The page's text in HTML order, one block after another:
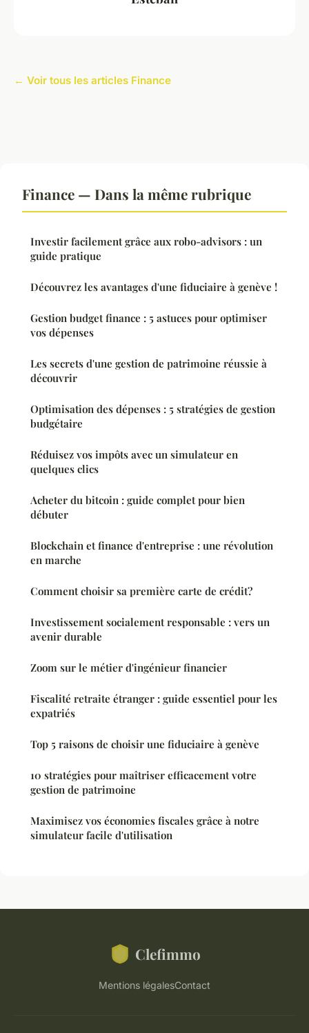
← Voir tous les articles Finance
Finance — Dans la même rubrique
Investir facilement grâce aux robo-advisors : un
guide pratique
Découvrez les avantages d'une fiduciaire à genève !
Gestion budget finance : 5 astuces pour optimiser
vos dépenses
Les secrets d'une gestion de patrimoine réussie à
découvrir
Optimisation des dépenses : 5 stratégies de gestion
budgétaire
Réduisez vos impôts avec un simulateur en
quelques clics
Acheter du bitcoin : guide complet pour bien
débuter
Blockchain et finance d'entreprise : une révolution
en marche
Comment choisir sa première carte de crédit?
Investissement socialement responsable : vers un
avenir durable
Zoom sur le métier d'ingénieur financier
Fiscalité retraite étranger : guide essentiel pour les
expatriés
Top 5 raisons de choisir une fiduciaire à genève
10 stratégies pour maîtriser efficacement votre
gestion de patrimoine
Maximisez vos économies fiscales grâce à notre
simulateur facile d'utilisation
Clefimmo
Mentions légalesContact